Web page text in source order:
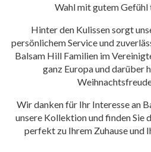
Wahl mit gutem
Hinter den Kulissen sorgt
persönlichem Service und
Balsam Hill Familien im
ganz Europa und darüber
Wir danken für Ihr Interesse an
unsere Kollektion und finden Sie
perfekt zu Ihrem Zuhause und